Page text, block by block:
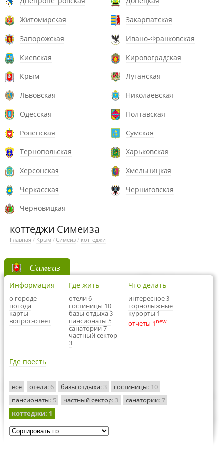
Житомирская
Закарпатская
Запорожская
Ивано-Франковская
Киевская
Кировоградская
Крым
Луганская
Львовская
Николаевская
Одесская
Полтавская
Ровенская
Сумская
Тернопольская
Харьковская
Херсонская
Хмельницкая
Черкасская
Черниговская
Черновицкая
коттеджи Симеиза
Главная / Крым / Симеиз / коттеджи
Симеиз
Информация
о городе
погода
карты
вопрос-ответ
Где жить
отели 6
гостиницы 10
базы отдыха 3
пансионаты 5
санатории 7
частный сектор
3
Что делать
интересное 3
горнолыжные
курорты 1
отчеты 1 new
Где поесть
все отели: 6 базы отдыха: 3 гостиницы: 10
пансионаты: 5 частный сектор: 3 санатории: 7
коттеджи: 1